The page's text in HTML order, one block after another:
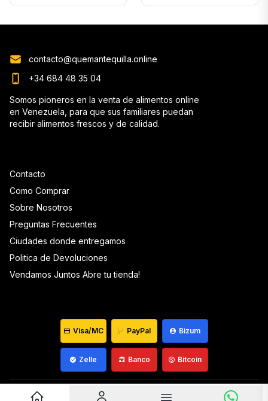
Contacto
Como Comprar
Sobre Nosotros
Preguntas Frecuentes
Ciudades donde entregamos
Politica de Devoluciones
Vendamos Juntos Abre tu tienda!
contacto@quemantequilla.online
+34 684 48 35 04
Somos pioneros en la venta de alimentos online
en Venezuela, para que sus familiares puedan
recibir alimentos frescos y de calidad.
Visa/MC PayPal Bizum
Zelle Banco Bitcoin
Venezuela © Que Mantequilla